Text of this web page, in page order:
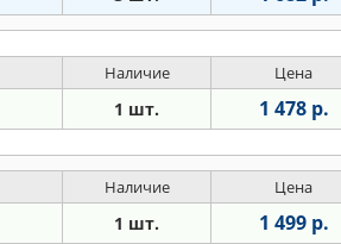
Наличие Цена
1 шт. 1 478 р.
Наличие Цена
1 шт. 1 499 р.